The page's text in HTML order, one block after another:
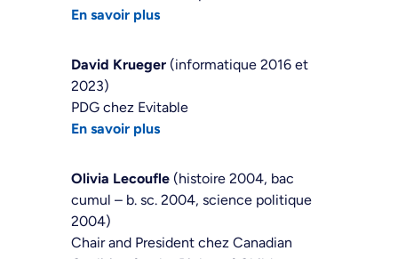
En savoir plus
David Krueger (informatique 2016 et
2023)
PDG chez Evitable
En savoir plus
Olivia Lecoufle (histoire 2004, bac
cumul – b. sc. 2004, science politique
2004)
Chair and President chez Canadian